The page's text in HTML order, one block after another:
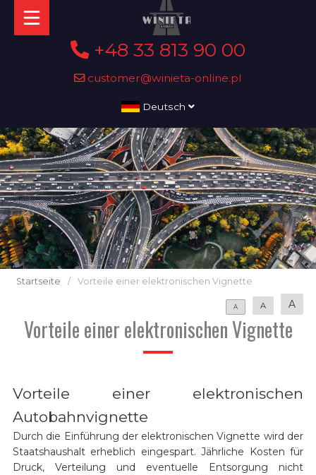
+48 33 813 90 00
customer@winieta-online.pl
Deutsch
Startseite / Vorteile einer elektronischen Vignette
A A A
Vorteile einer elektronischen Vignette
Vorteile einer elektronischen
Autobahnvignette
Durch die Einführung der elektronischen Vignette wird der
Staatshaushalt erheblich eingespart. Jährliche Kosten für
Druck, Verteilung und eventuelle Entsorgung nicht